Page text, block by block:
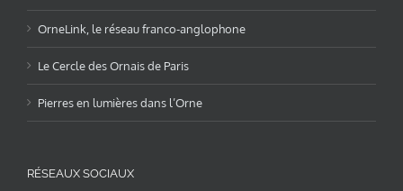
OrneLink, le réseau franco-anglophone
Le Cercle des Ornais de Paris
Pierres en lumières dans l’Orne
RÉSEAUX SOCIAUX